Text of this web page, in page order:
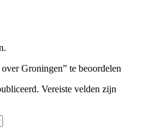
Groningen” te beoordelen
Vereiste velden zijn